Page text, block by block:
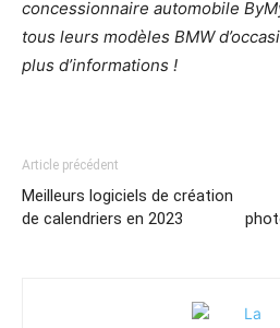
concessionnaire automobile
tous leurs modèles BMW
plus d’informations !
Article précédent
Meilleurs logiciels de création
de calendriers en 2023